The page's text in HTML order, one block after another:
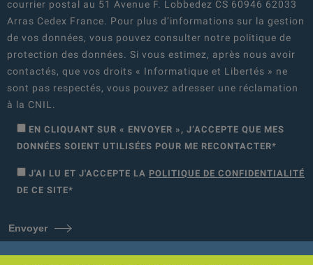
courrier postal au 51 Avenue F. Lobbedez CS 60946 62033
Arras Cedex France. Pour plus d’informations sur la gestion
de vos données, vous pouvez consulter notre politique de
protection des données. Si vous estimez, après nous avoir
contactés, que vos droits « Informatique et Libertés » ne
sont pas respectés, vous pouvez adresser une réclamation
à la CNIL.
EN CLIQUANT SUR « ENVOYER », J’ACCEPTE QUE MES
DONNÉES SOIENT UTILISÉES POUR ME RECONTACTER*
J'AI LU ET J'ACCEPTE LA POLITIQUE DE CONFIDENTIALITÉ
DE CE SITE*
Envoyer